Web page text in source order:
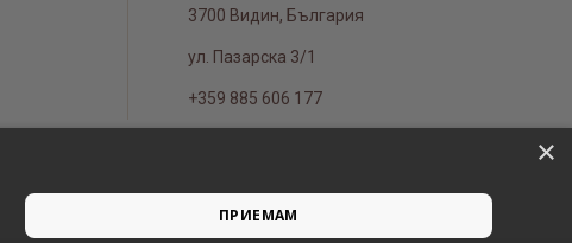
3700 Видин, България
ул. Пазарска 3/1
+359 885 606 177
×
ПРИЕМАМ